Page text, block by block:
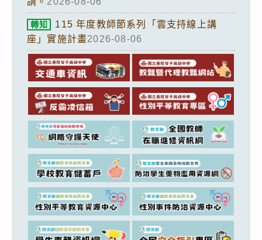
轉知
115 年度教師節系列「雲支持線上講
座」實施計畫2026-08-06